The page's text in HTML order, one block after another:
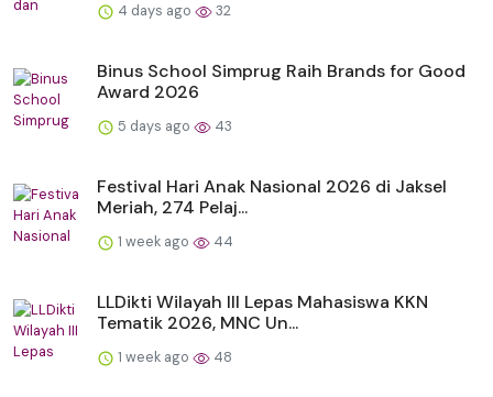
4 days ago 32
Binus School Simprug Raih Brands for Good
Award 2026
5 days ago 43
Festival Hari Anak Nasional 2026 di Jaksel
Meriah, 274 Pelaj...
1 week ago 44
LLDikti Wilayah III Lepas Mahasiswa KKN
Tematik 2026, MNC Un...
1 week ago 48